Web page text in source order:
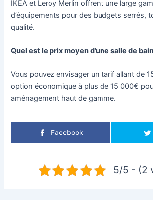
IKEA et Leroy Merlin offrent une large
d’équipements pour des budgets serrés,
qualité.
Quel est le prix moyen d’une salle de
Vous pouvez envisager un tarif allant de
option économique à plus de 15 000€
aménagement haut de gamme.
Facebook
5/5 - (2